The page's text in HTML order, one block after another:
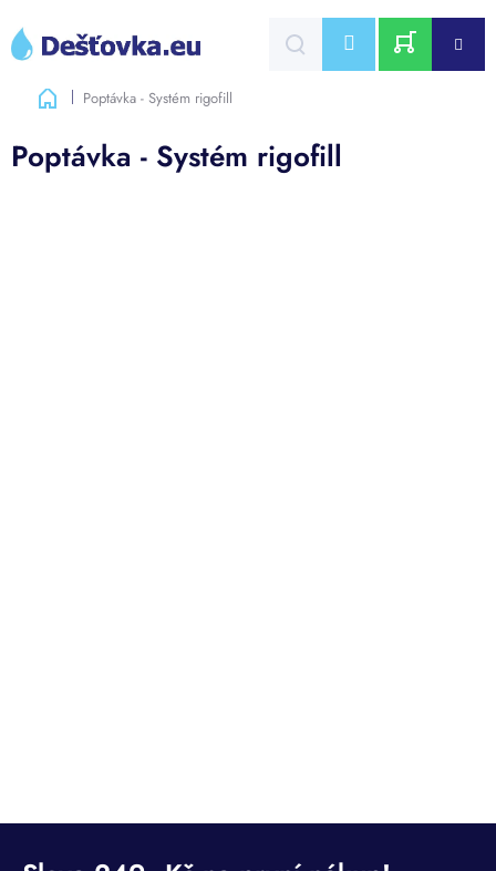
obsah
CZK
NÁKUPNÍ
DomůPoptávka - Systém rigofill
Poptávka - Systém rigofill